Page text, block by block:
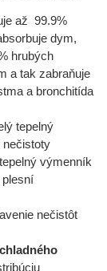
až 99.9%
dym,
hrubých
a tak zabraňuje
a bronchitída
tepelný
výmenník
plesní
nečistôt